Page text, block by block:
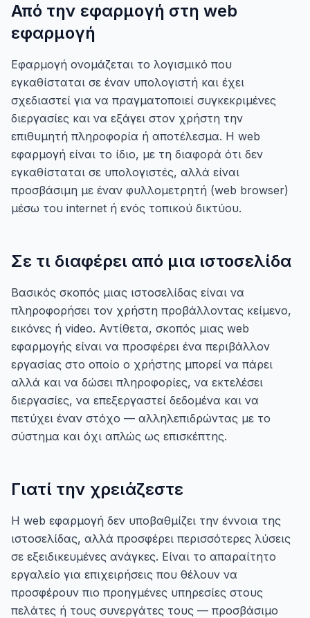
Από την εφαρμογή στη web
εφαρμογή
Εφαρμογή ονομάζεται το λογισμικό που
εγκαθίσταται σε έναν υπολογιστή και έχει
σχεδιαστεί για να πραγματοποιεί συγκεκριμένες
διεργασίες και να εξάγει στον χρήστη την
επιθυμητή πληροφορία ή αποτέλεσμα. Η web
εφαρμογή είναι το ίδιο, με τη διαφορά ότι δεν
εγκαθίσταται σε υπολογιστές, αλλά είναι
προσβάσιμη με έναν φυλλομετρητή (web browser)
μέσω του internet ή ενός τοπικού δικτύου.
Σε τι διαφέρει από μια ιστοσελίδα
Βασικός σκοπός μιας ιστοσελίδας είναι να
πληροφορήσει τον χρήστη προβάλλοντας κείμενο,
εικόνες ή video. Αντίθετα, σκοπός μιας web
εφαρμογής είναι να προσφέρει ένα περιβάλλον
εργασίας στο οποίο ο χρήστης μπορεί να πάρει
αλλά και να δώσει πληροφορίες, να εκτελέσει
διεργασίες, να επεξεργαστεί δεδομένα και να
πετύχει έναν στόχο — αλληλεπιδρώντας με το
σύστημα και όχι απλώς ως επισκέπτης.
Γιατί την χρειάζεστε
Η web εφαρμογή δεν υποβαθμίζει την έννοια της
ιστοσελίδας, αλλά προσφέρει περισσότερες λύσεις
σε εξειδικευμένες ανάγκες. Είναι το απαραίτητο
εργαλείο για επιχειρήσεις που θέλουν να
προσφέρουν πιο προηγμένες υπηρεσίες στους
πελάτες ή τους συνεργάτες τους — προσβάσιμο